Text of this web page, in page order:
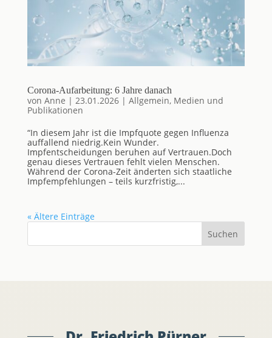
Corona-Aufarbeitung: 6 Jahre danach
von Anne | 23.01.2026| Allgemein, Medien und
Publikationen
“In diesem Jahr ist die Impfquote gegen Influenza
auffallend niedrig.Kein Wunder.
Impfentscheidungen beruhen auf Vertrauen.Doch
genau dieses Vertrauen fehlt vielen Menschen.
Während der Corona-Zeit änderten sich staatliche
Impfempfehlungen – teils kurzfristig,...
« Ältere Einträge